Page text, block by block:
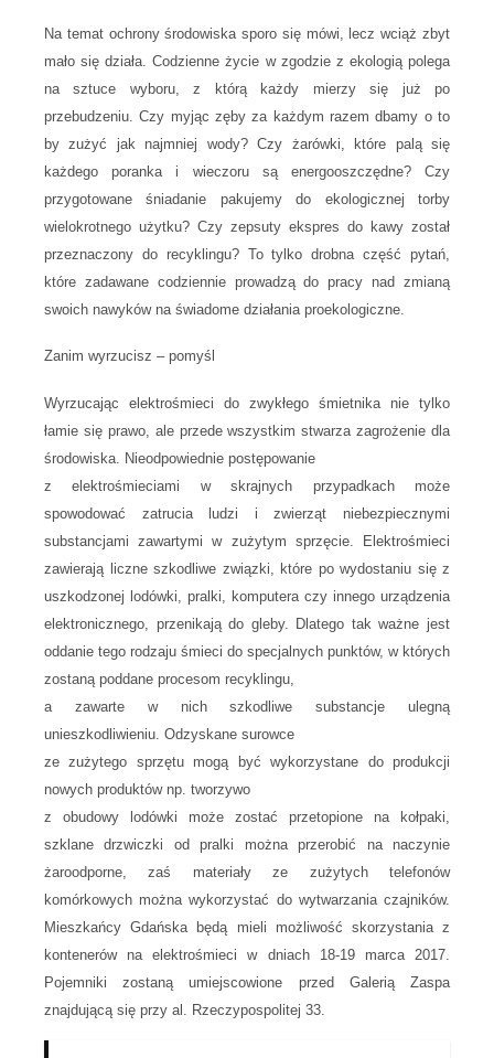
Na temat ochrony środowiska sporo się mówi, lecz wciąż zbyt
mało się działa. Codzienne życie w zgodzie z ekologią polega
na sztuce wyboru, z którą każdy mierzy się już po
przebudzeniu. Czy myjąc zęby za każdym razem dbamy o to
by zużyć jak najmniej wody? Czy żarówki, które palą się
każdego poranka i wieczoru są energooszczędne? Czy
przygotowane śniadanie pakujemy do ekologicznej torby
wielokrotnego użytku? Czy zepsuty ekspres do kawy został
przeznaczony do recyklingu? To tylko drobna część pytań,
które zadawane codziennie prowadzą do pracy nad zmianą
swoich nawyków na świadome działania proekologiczne.
Zanim wyrzucisz – pomyśl
Wyrzucając elektrośmieci do zwykłego śmietnika nie tylko
łamie się prawo, ale przede wszystkim stwarza zagrożenie dla
środowiska. Nieodpowiednie postępowanie
z elektrośmieciami w skrajnych przypadkach może
spowodować zatrucia ludzi i zwierząt niebezpiecznymi
substancjami zawartymi w zużytym sprzęcie. Elektrośmieci
zawierają liczne szkodliwe związki, które po wydostaniu się z
uszkodzonej lodówki, pralki, komputera czy innego urządzenia
elektronicznego, przenikają do gleby. Dlatego tak ważne jest
oddanie tego rodzaju śmieci do specjalnych punktów, w których
zostaną poddane procesom recyklingu,
a zawarte w nich szkodliwe substancje ulegną
unieszkodliwieniu. Odzyskane surowce
ze zużytego sprzętu mogą być wykorzystane do produkcji
nowych produktów np. tworzywo
z obudowy lodówki może zostać przetopione na kołpaki,
szklane drzwiczki od pralki można przerobić na naczynie
żaroodporne, zaś materiały ze zużytych telefonów
komórkowych można wykorzystać do wytwarzania czajników.
Mieszkańcy Gdańska będą mieli możliwość skorzystania z
kontenerów na elektrośmieci w dniach 18-19 marca 2017.
Pojemniki zostaną umiejscowione przed Galerią Zaspa
znajdującą się przy al. Rzeczypospolitej 33.